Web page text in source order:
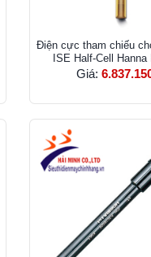
Điện cực tham chiếu
ISE Half-Cell Hanna
Giá: